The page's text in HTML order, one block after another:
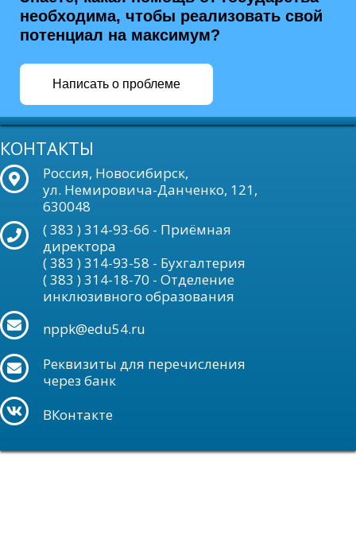
необходима, чтобы реализовать свой
потенциал на максимум?
Написать о проблеме
КОНТАКТЫ
Россия, Новосибирск,
ул. Немировича-Данченко, 121,
630048
( 383 ) 314-93-66 - Приёмная
директора
( 383 ) 314-93-58 - Бухгалтерия
( 383 ) 314-18-70 - Отделение
инклюзивного образования
nppk@edu54.ru
Реквизиты для перечисления
через банк
ВКонтакте